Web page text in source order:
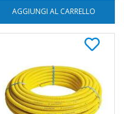
AGGIUNGI AL CARRELLO